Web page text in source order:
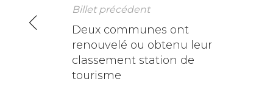
N
Billet précédent
Deux communes ont
renouvelé ou obtenu leur
classement station de
tourisme